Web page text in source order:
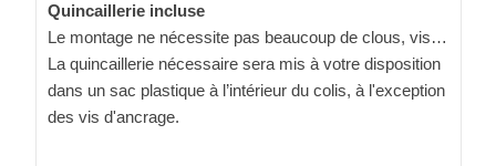
Quincaillerie incluse
Le montage ne nécessite pas beaucoup de clous, vis…
La quincaillerie nécessaire sera mis à votre disposition
dans un sac plastique à l’intérieur du colis, à l'exception
des vis d'ancrage.